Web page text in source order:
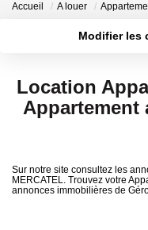
Accueil A louer
Modifier les
Sélectionnez...
Type de bien
Créer une alerte
Location
Appartement
Sur notre site consultez les
MERCATEL. Trouvez votre
annonces immobilières de